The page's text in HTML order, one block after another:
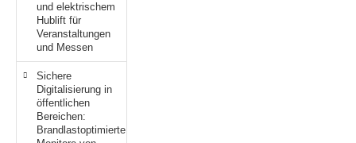
und elektrischem
Hublift für
Veranstaltungen
und Messen
Sichere
Digitalisierung in
öffentlichen
Bereichen:
Brandlastoptimierte